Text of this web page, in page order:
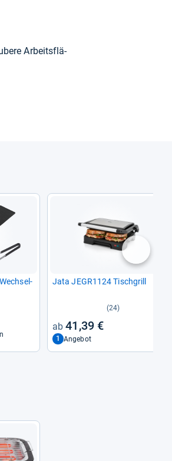
Arbeits­flä­
Jata JEGR1124 Tisch­grill
(24)
41,39 €
1 Angebot
nächste